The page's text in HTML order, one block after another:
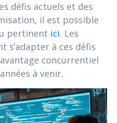
défis actuels et des
il est possible
pertinent ici. Les
s’adapter à ces défis
concurrentiel
à venir.